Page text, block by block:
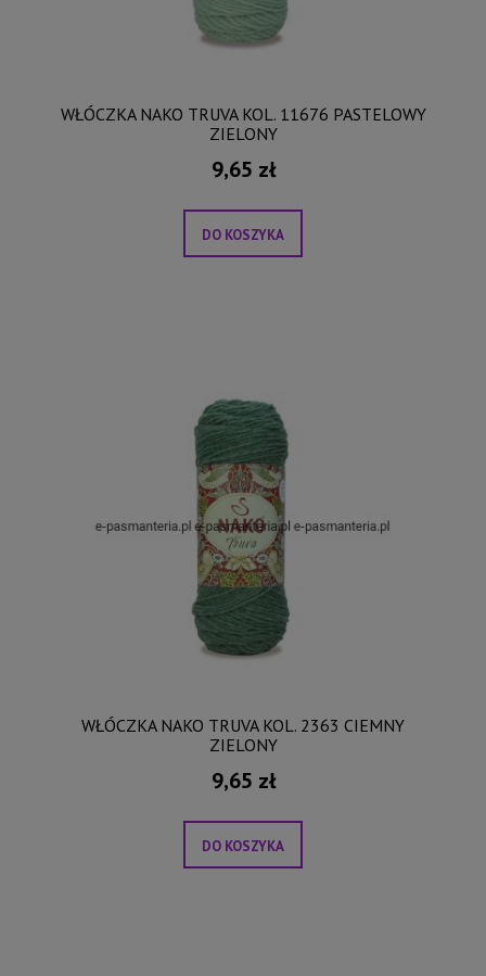
WŁÓCZKA NAKO TRUVA KOL. 11676 PASTELOWY
ZIELONY
9,65 zł
DO KOSZYKA
WŁÓCZKA NAKO TRUVA KOL. 2363 CIEMNY
ZIELONY
9,65 zł
DO KOSZYKA